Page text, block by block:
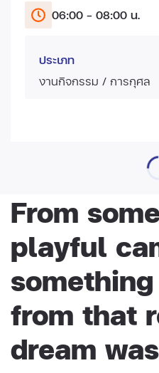
06:00 - 08:00 น.
ประเภท
งานกิจกรรม / การกุศล
From
playful
from that
dream